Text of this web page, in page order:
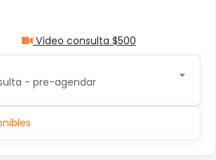
Vídeo consulta $500
- pre-agendar